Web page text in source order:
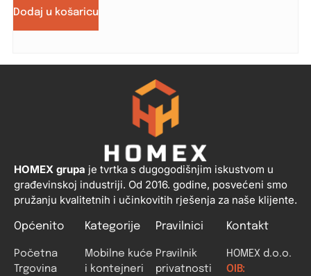
Dodaj u košaricu
HOMEX grupa je tvrtka s dugogodišnjim iskustvom u
građevinskoj industriji. Od 2016. godine, posvećeni smo
pružanju kvalitetnih i učinkovitih rješenja za naše klijente.
Općenito
Početna
Trgovina
Kategorije
Mobilne kuće
i kontejneri
Pravilnici
Pravilnik
privatnosti
Kontakt
HOMEX d.o.o.
OIB: